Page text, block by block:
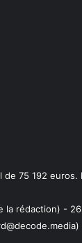
75 192 euros.
la rédaction) -